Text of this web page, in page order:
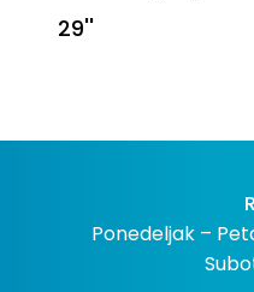
29''
Ponedeljak –